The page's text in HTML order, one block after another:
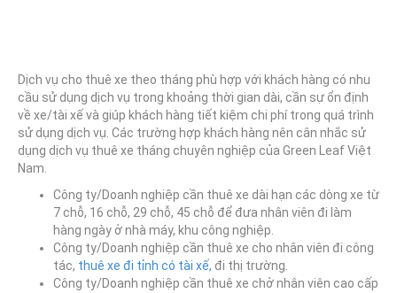
Dịch vụ cho thuê xe theo tháng phù hợp với khách hàng có nhu
cầu sử dụng dịch vụ trong khoảng thời gian dài, cần sự ổn định
về xe/tài xế và giúp khách hàng tiết kiệm chi phí trong quá trình
sử dụng dịch vụ. Các trường hợp khách hàng nên cân nhắc sử
dụng dịch vụ thuê xe tháng chuyên nghiệp của Green Leaf Việt
Nam.
Công ty/Doanh nghiệp cần thuê xe dài hạn các dòng xe từ
7 chỗ, 16 chỗ, 29 chỗ, 45 chỗ để đưa nhân viên đi làm
hàng ngày ở nhà máy, khu công nghiệp.
Công ty/Doanh nghiệp cần thuê xe cho nhân viên đi công
tác, thuê xe đi tỉnh có tài xế, đi thị trường.
Công ty/Doanh nghiệp cần thuê xe chở nhân viên cao cấp